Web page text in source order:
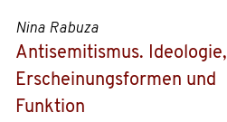
Nina Rabuza
Antisemitismus. Ideologie,
Erscheinungsformen und
Funktion